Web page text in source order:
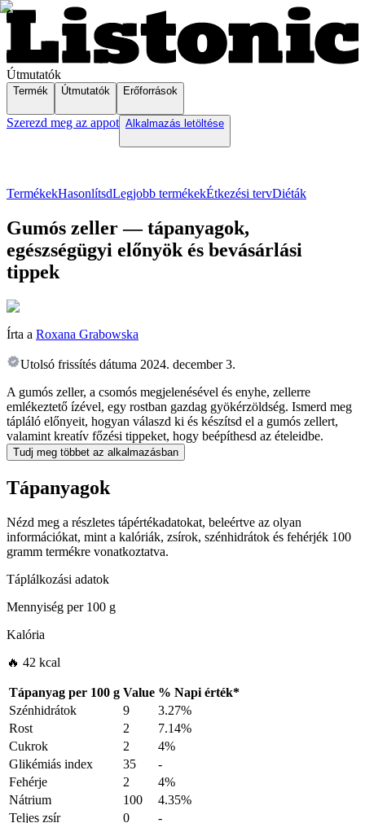
Útmutatók
Termék Útmutatók Erőforrások
Szerezd meg az appot Alkalmazás letöltése
TermékekHasonlítsdLegjobb termékekÉtkezési tervDiéták
Gumós zeller — tápanyagok,
egészségügyi előnyök és bevásárlási
tippek
Írta a Roxana Grabowska
Utolsó frissítés dátuma 2024. december 3.
A gumós zeller, a csomós megjelenésével és enyhe, zellerre
emlékeztető ízével, egy rostban gazdag gyökérzöldség. Ismerd meg
tápláló előnyeit, hogyan válaszd ki és készítsd el a gumós zellert,
valamint kreatív főzési tippeket, hogy beépíthesd az ételeidbe.
Tudj meg többet az alkalmazásban
Tápanyagok
Nézd meg a részletes tápértékadatokat, beleértve az olyan
információkat, mint a kalóriák, zsírok, szénhidrátok és fehérjék 100
gramm termékre vonatkoztatva.
Táplálkozási adatok
Mennyiség per100 g
Kalória
🔥 42 kcal
Tápanyag per 100 g Value % Napi érték*
Szénhidrátok
9
3.27%
Rost
2
7.14%
Cukrok
2
4%
Glikémiás index
35
-
Fehérje
2
4%
Nátrium
100
4.35%
Teljes zsír
0 -